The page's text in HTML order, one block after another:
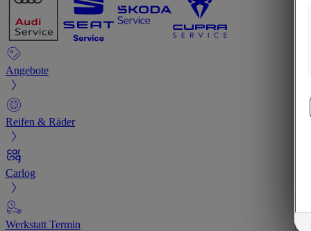
Angebote
Reifen & Räder
Carlog
Werkstatt Termin